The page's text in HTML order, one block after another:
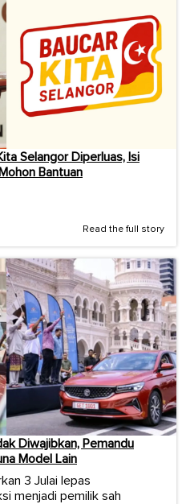
Selangor Diperluas, Isi
Bantuan
Read the full story
Diwajibkan, Pemandu
Model Lain
3 Julai lepas
menjadi pemilik sah